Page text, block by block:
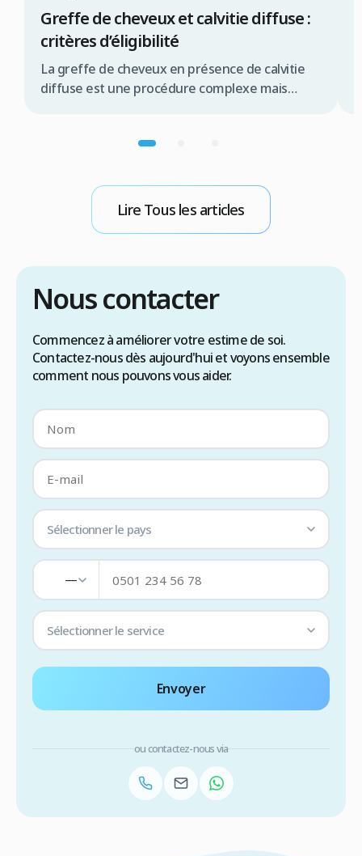
Greffe de cheveux et calvitie diffuse :
critères d’éligibilité
La greffe de cheveux en présence de calvitie
diffuse est une procédure complexe mais
Résumé rapide La greffe de cheveux pour
qualité de la zone donneuse est primordiale
une évaluation médicale approfondie est
indispensable les techniques FUE ou […]
Lire Tous les articles
Nous contacter
Commencez à améliorer votre estime de soi.
Contactez-nous dès aujourd'hui et voyons ensemble
comment nous pouvons vous aider.
Sélectionner le pays
—
Sélectionner le service
Envoyer
ou contactez-nous via